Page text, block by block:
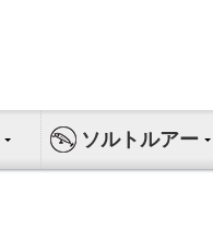
ソルトルアー